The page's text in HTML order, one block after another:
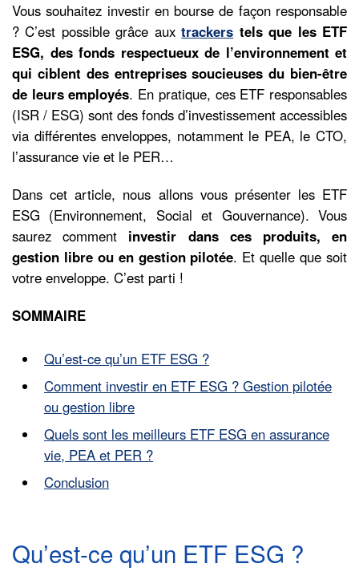
Vous souhaitez investir en bourse de façon responsable
? C’est possible grâce aux trackers tels que les ETF
ESG, des fonds respectueux de l’environnement et
qui ciblent des entreprises soucieuses du bien-être
de leurs employés. En pratique, ces ETF responsables
(ISR / ESG) sont des fonds d’investissement accessibles
via différentes enveloppes, notamment le PEA, le CTO,
l’assurance vie et le PER…
Dans cet article, nous allons vous présenter les ETF
ESG (Environnement, Social et Gouvernance). Vous
saurez comment investir dans ces produits, en
gestion libre ou en gestion pilotée. Et quelle que soit
votre enveloppe. C’est parti !
SOMMAIRE
Qu’est-ce qu’un ETF ESG ?
Comment investir en ETF ESG ? Gestion pilotée
ou gestion libre
Quels sont les meilleurs ETF ESG en assurance
vie, PEA et PER ?
Conclusion
Qu’est-ce qu’un ETF ESG ?